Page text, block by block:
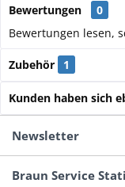
Bewertungen
0
Bewertungen lesen,
Zubehör 1
Kunden haben sich
Newsletter
Braun Service